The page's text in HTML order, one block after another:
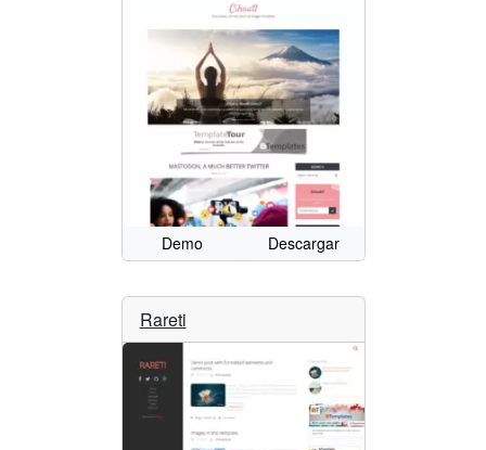
Demo Descargar
Rareti